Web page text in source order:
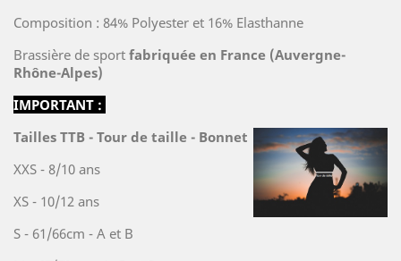
Composition : 84% Polyester et 16% Elasthanne
Brassière de sport fabriquée en France (Auvergne-
Rhône-Alpes)
IMPORTANT :
Tailles TTB - Tour de taille - Bonnet
XXS - 8/10 ans
XS - 10/12 ans
S - 61/66cm - A et B